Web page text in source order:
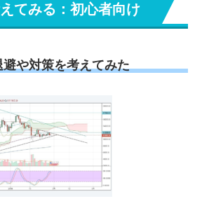
てみる：初心者向け
や対策を考えてみた